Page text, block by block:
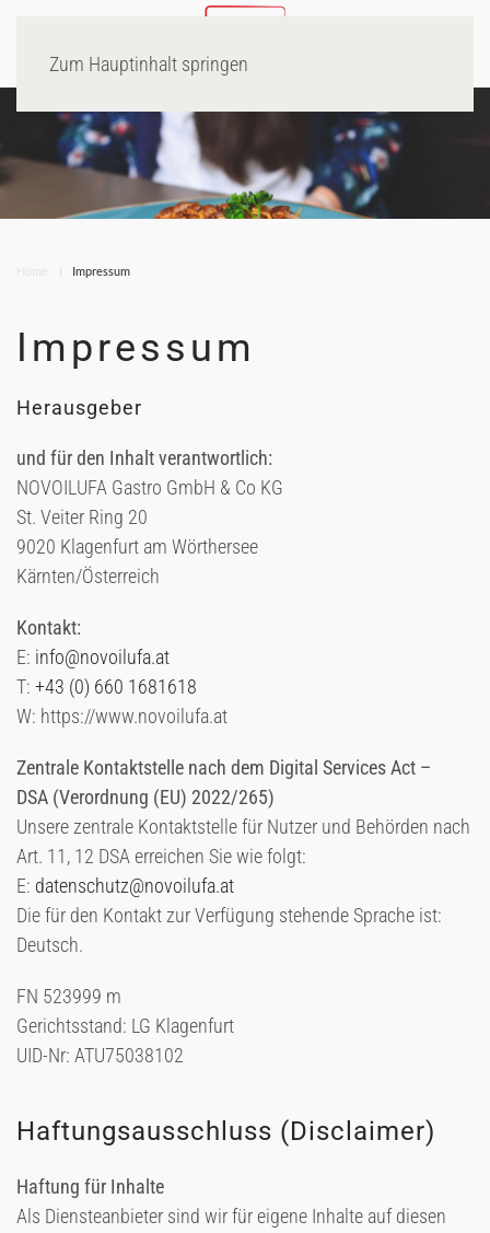
Zum Hauptinhalt springen
Impressum
Impressum
Herausgeber
und für den Inhalt verantwortlich:
NOVOILUFA Gastro GmbH & Co KG
St. Veiter Ring 20
9020 Klagenfurt am Wörthersee
Kärnten/Österreich
Kontakt:
E: info@novoilufa.at
T: +43 (0) 660 1681618
W: https://www.novoilufa.at
Zentrale Kontaktstelle nach dem Digital Services Act –
DSA (Verordnung (EU) 2022/265)
Unsere zentrale Kontaktstelle für Nutzer und Behörden nach
Art. 11, 12 DSA erreichen Sie wie folgt:
E: datenschutz@novoilufa.at
Die für den Kontakt zur Verfügung stehende Sprache ist:
Deutsch.
FN 523999 m
Gerichtsstand: LG Klagenfurt
UID-Nr: ATU75038102
Haftungsausschluss (Disclaimer)
Haftung für Inhalte
Als Diensteanbieter sind wir für eigene Inhalte auf diesen